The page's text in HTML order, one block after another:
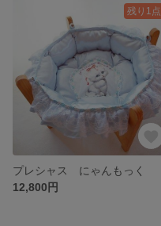
残り1点
プレシャス にゃんもっく
12,800円